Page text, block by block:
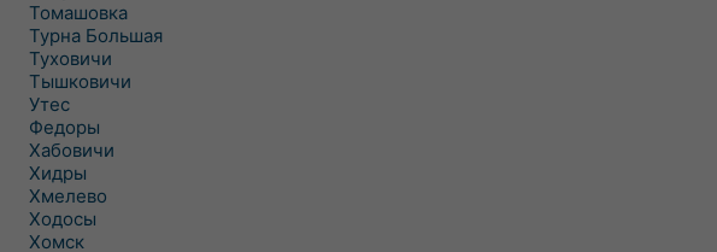
Томашовка
Турна Большая
Туховичи
Тышковичи
Утес
Федоры
Хабовичи
Хидры
Хмелево
Ходосы
Хомск